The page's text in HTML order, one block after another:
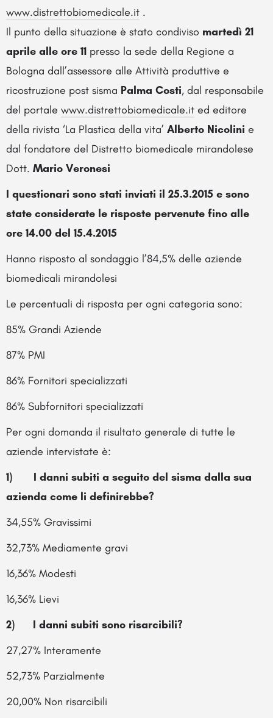
www.distrettobiomedicale.it .
Il punto della situazione è stato condiviso martedì 21
aprile alle ore 11 presso la sede della Regione a
Bologna dall’assessore alle Attività produttive e
ricostruzione post sisma Palma Costi, dal responsabile
del portale www.distrettobiomedicale.it ed editore
della rivista ‘La Plastica della vita’ Alberto Nicolini e
dal fondatore del Distretto biomedicale mirandolese
Dott. Mario Veronesi
I questionari sono stati inviati il 25.3.2015 e sono
state considerate le risposte pervenute fino alle
ore 14.00 del 15.4.2015
Hanno risposto al sondaggio l’84,5% delle aziende
biomedicali mirandolesi
Le percentuali di risposta per ogni categoria sono:
85% Grandi Aziende
87% PMI
86% Fornitori specializzati
86% Subfornitori specializzati
Per ogni domanda il risultato generale di tutte le
aziende intervistate è:
1) I danni subiti a seguito del sisma dalla sua
azienda come li definirebbe?
34,55% Gravissimi
32,73% Mediamente gravi
16,36% Modesti
16,36% Lievi
2) I danni subiti sono risarcibili?
27,27% Interamente
52,73% Parzialmente
20,00% Non risarcibili